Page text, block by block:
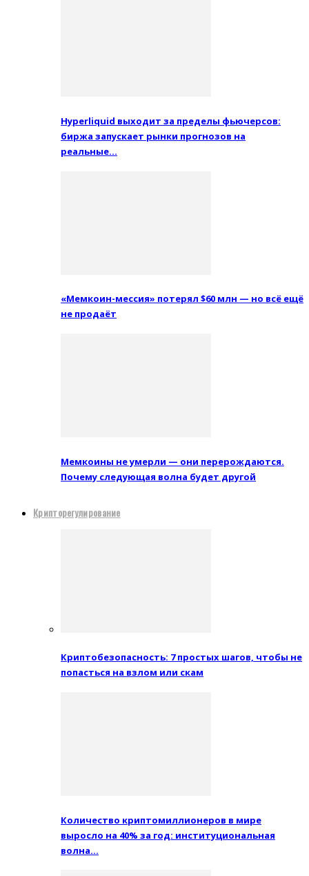
Hyperliquid выходит за пределы фьючерсов:
биржа запускает рынки прогнозов на
реальные…
«Мемкоин-мессия» потерял $60 млн — но всё ещё
не продаёт
Мемкоины не умерли — они перерождаются.
Почему следующая волна будет другой
Крипторегулирование
Криптобезопасность: 7 простых шагов, чтобы не
попасться на взлом или скам
Количество криптомиллионеров в мире
выросло на 40% за год: институциональная
волна…